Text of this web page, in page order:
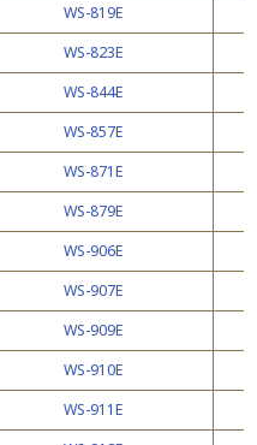
WS-819E
WS-823E
WS-844E
WS-857E
WS-871E
WS-879E
WS-906E
WS-907E
WS-909E
WS-910E
WS-911E